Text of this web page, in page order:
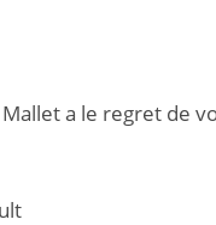
Mallet a le regret de